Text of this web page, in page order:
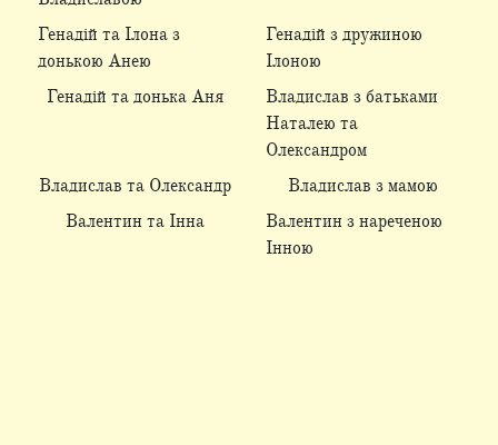
Генадій та Ілона з
донькою Анею
Генадій з дружиною
Ілоною
Генадій та донька Аня
Владислав з батьками
Наталею та
Олександром
Владислав та Олександр
Владислав з мамою
Валентин та Інна
Валентин з нареченою
Інною